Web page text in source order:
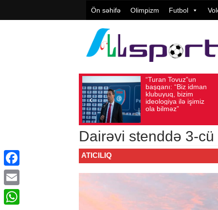
Ön səhifə Olimpizm Futbol
başqanı: “Biz idman
klubuyuq, bizim
ideologiya ilə işimiz
ola bilməz”
Vüqar
yüksək
Avqust 05, 2026
Dairəvi stenddə 3-cü
ATICILIQ
Facebook
Email